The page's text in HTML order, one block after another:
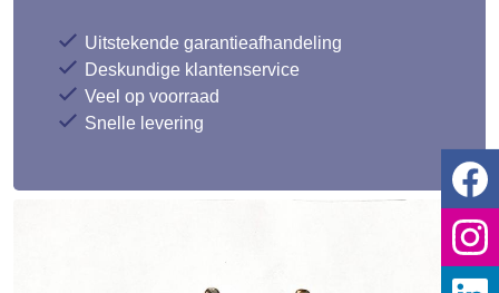
Uitstekende garantieafhandeling
Deskundige klantenservice
Veel op voorraad
Snelle levering